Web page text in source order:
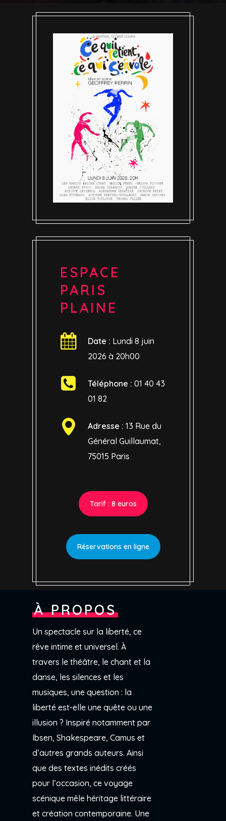
ESPACE
PARIS
PLAINE
Date : Lundi 8 juin
2026 à 20h00
Téléphone : 01 40 43
01 82
Adresse : 13 Rue du
Général Guillaumat,
75015 Paris
Tarif : 8 euros
Réservations en ligne
À PROPOS
Un spectacle sur la liberté, ce
rêve intime et universel. À
travers le théâtre, le chant et la
danse, les silences et les
musiques, une question : la
liberté est-elle une quête ou une
illusion ? Inspiré notamment par
Ibsen, Shakespeare, Camus et
d’autres grands auteurs. Ainsi
que des textes inédits créés
pour l’occasion, ce voyage
scénique mêle héritage littéraire
et création contemporaine. Une